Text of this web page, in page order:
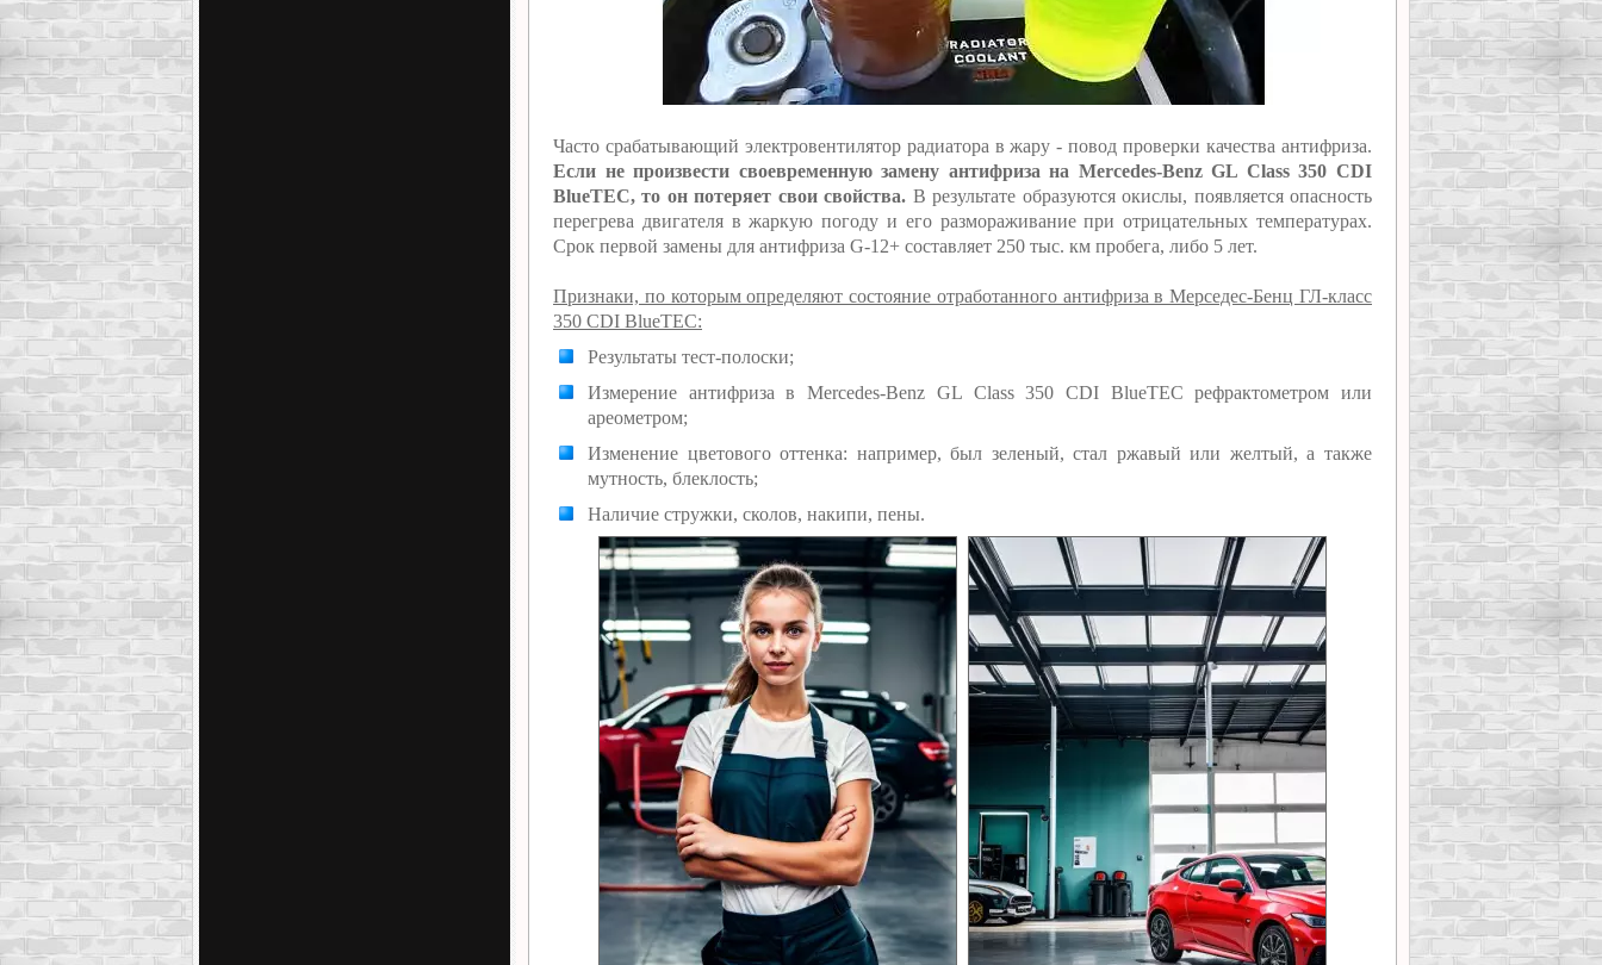
Часто срабатывающий электровентилятор радиатора в жару - повод проверки качества антифриза.
Если не произвести своевременную замену антифриза на Mercedes-Benz GL Class 350 CDI
BlueTEC, то он потеряет свои свойства. В результате образуются окислы, появляется опасность
перегрева двигателя в жаркую погоду и его размораживание при отрицательных температурах.
Срок первой замены для антифриза G-12+ составляет 250 тыс. км пробега, либо 5 лет.
Признаки, по которым определяют состояние отработанного антифриза в Мерседес-Бенц ГЛ-класс
350 CDI BlueTEC:
Результаты тест-полоски;
Измерение антифриза в Mercedes-Benz GL Class 350 CDI BlueTEC рефрактометром или
ареометром;
Изменение цветового оттенка: например, был зеленый, стал ржавый или желтый, а также
мутность, блеклость;
Наличие стружки, сколов, накипи, пены.